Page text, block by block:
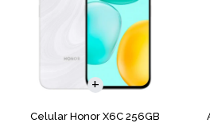
Celular Honor X6C 256GB
COMPARAR